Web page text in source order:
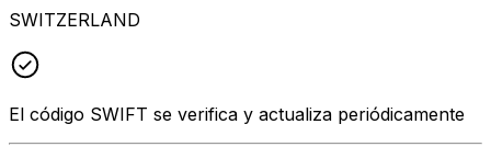
SWITZERLAND
El código SWIFT se verifica y actualiza periódicamente